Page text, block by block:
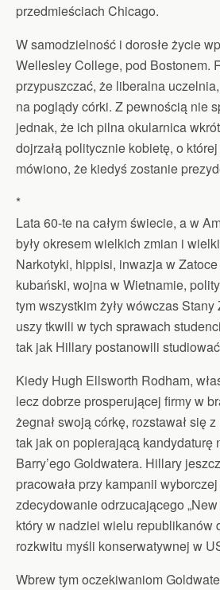
przedmieściach Chicago.
W samodzielność i dorosłe życie
Wellesley College, pod Bostonem.
przypuszczać, że liberalna
na poglądy córki. Z pewnością nie
jednak, że ich pilna okularnica
dojrzałą politycznie kobietę, o
mówiono, że kiedyś zostanie
*
Lata 60-te na całym świecie, a w
były okresem wielkich zmian i
Narkotyki, hippisi, inwazja w
kubański, wojna w Wietnamie,
tym wszystkim żyły wówczas
uszy tkwili w tych sprawach
tak jak Hillary postanowili
Kiedy Hugh Ellsworth Rodham,
lecz dobrze prosperującej firmy w
żegnał swoją córkę, rozstawał się
tak jak on popierającą kandydaturę
Barry’ego Goldwatera. Hillary
pracowała przy kampanii
zdecydowanie odrzucającego
który w nadziei wielu republikanów
rozkwitu myśli konserwatywnej w
Wbrew tym oczekiwaniom